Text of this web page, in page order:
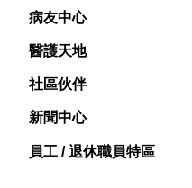
病友中心
醫護天地
社區伙伴
新聞中心
員工 / 退休職員特區